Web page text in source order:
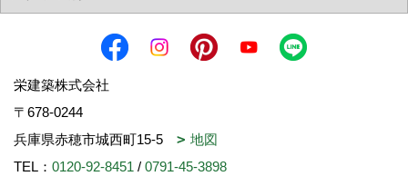
栄建築株式会社
〒678-0244
兵庫県赤穂市城西町15-5
地図
TEL： 0120-92-8451 / 0791-45-3898